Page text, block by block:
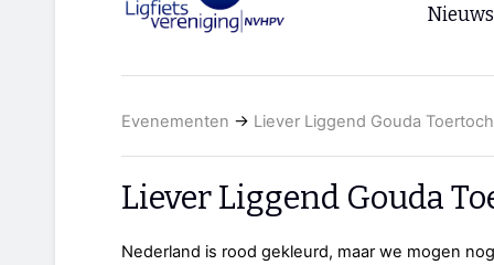
Nieuws
RSS
Evenementen → Liever Liggend Gouda
Liever Liggend Gouda
Nederland is rood gekleurd, maar we mogen